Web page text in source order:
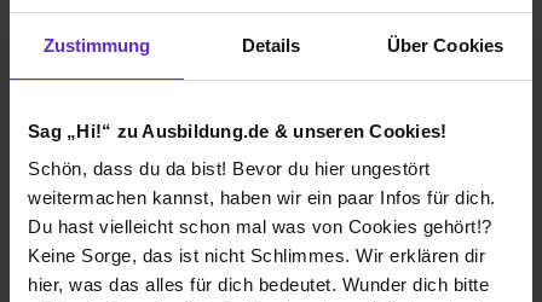
Zustimmung Details Über Cookies
Sag „Hi!“ zu Ausbildung.de & unseren Cookies!
Schön, dass du da bist! Bevor du hier ungestört
weitermachen kannst, haben wir ein paar Infos für dich.
Du hast vielleicht schon mal was von Cookies gehört!?
Keine Sorge, das ist nicht Schlimmes. Wir erklären dir
hier, was das alles für dich bedeutet. Wunder dich bitte
Bad Marienberg (Westerwald)
2019
Verdienst
1. Ausbildungsjahr:
1036€
3. Ausbildungsjahr:
1160€